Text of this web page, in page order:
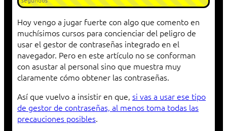
Hoy vengo a jugar fuerte con algo que comento en
muchísimos cursos para concienciar del peligro de
usar el gestor de contraseñas integrado en el
navegador. Pero en este artículo no se conforman
con asustar al personal sino que muestra muy
claramente cómo obtener las contraseñas.
Así que vuelvo a insistir en que, si vas a usar ese tipo
de gestor de contraseñas, al menos toma todas las
precauciones posibles.